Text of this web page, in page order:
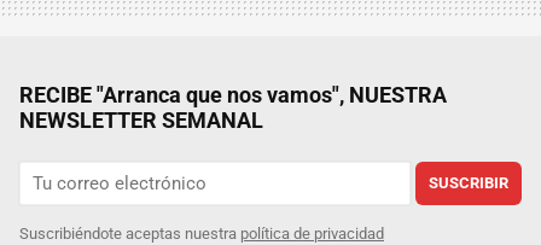
RECIBE "Arranca que nos vamos", NUESTRA
NEWSLETTER SEMANAL
SUSCRIBIR
Suscribiéndote aceptas nuestra política de privacidad